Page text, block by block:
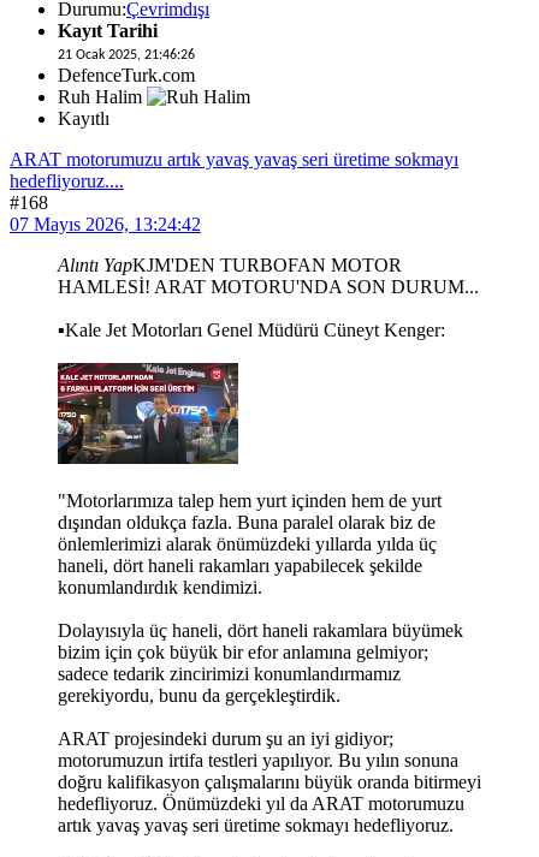
Durumu:Çevrimdışı
Kayıt Tarihi
21 Ocak 2025, 21:46:26
DefenceTurk.com
Ruh Halim
Kayıtlı
ARAT motorumuzu artık yavaş yavaş seri üretime sokmayı
hedefliyoruz....
#168
07 Mayıs 2026, 13:24:42
Alıntı YapKJM'DEN TURBOFAN MOTOR
HAMLESİ! ARAT MOTORU'NDA SON DURUM...
▪️Kale Jet Motorları Genel Müdürü Cüneyt Kenger:
"Motorlarımıza talep hem yurt içinden hem de yurt
dışından oldukça fazla. Buna paralel olarak biz de
önlemlerimizi alarak önümüzdeki yıllarda yılda üç
haneli, dört haneli rakamları yapabilecek şekilde
konumlandırdık kendimizi.
Dolayısıyla üç haneli, dört haneli rakamlara büyümek
bizim için çok büyük bir efor anlamına gelmiyor;
sadece tedarik zincirimizi konumlandırmamız
gerekiyordu, bunu da gerçekleştirdik.
ARAT projesindeki durum şu an iyi gidiyor;
motorumuzun irtifa testleri yapılıyor. Bu yılın sonuna
doğru kalifikasyon çalışmalarını büyük oranda bitirmeyi
hedefliyoruz. Önümüzdeki yıl da ARAT motorumuzu
artık yavaş yavaş seri üretime sokmayı hedefliyoruz.